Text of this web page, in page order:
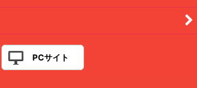
PCサイト